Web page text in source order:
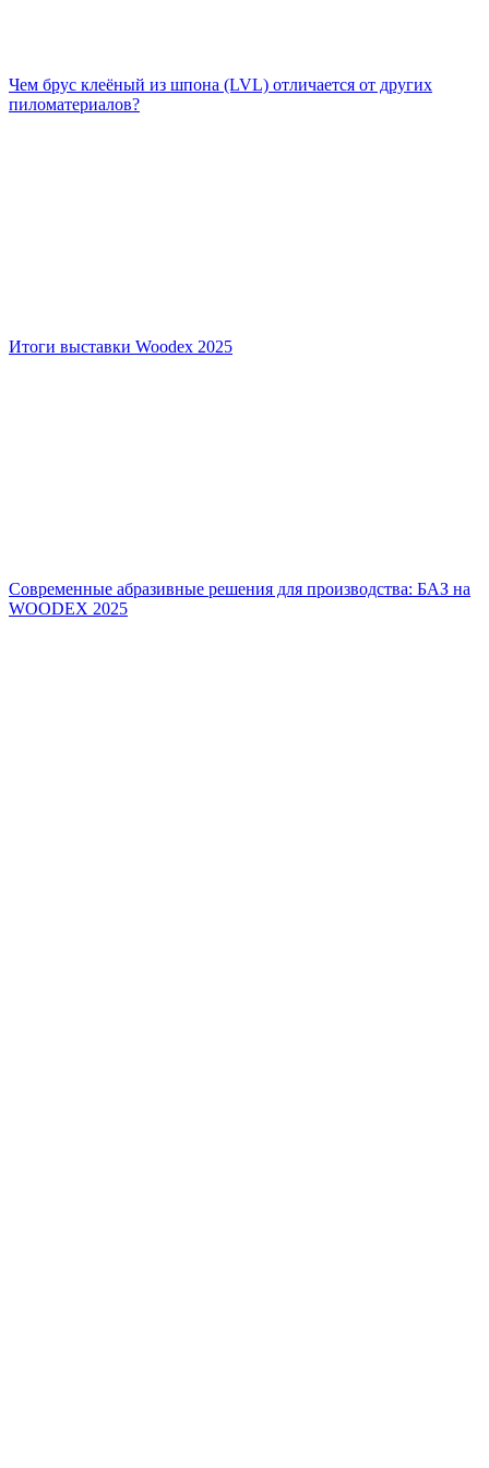
Чем брус клеёный из шпона (LVL) отличается от других
пиломатериалов?
Итоги выставки Woodex 2025
Современные абразивные решения для производства: БАЗ на
WOODEX 2025